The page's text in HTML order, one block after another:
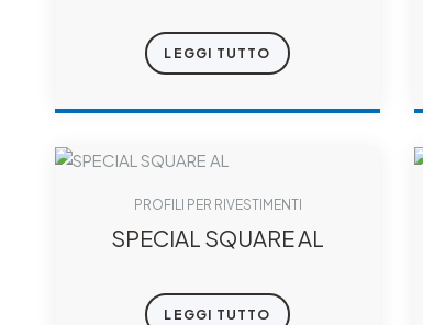
LEGGI TUTTO
PROFILI PER RIVESTIMENTI
SPECIAL SQUARE AL
LEGGI TUTTO